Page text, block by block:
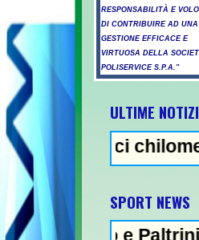
RESPONSABILITÀ E
DI CONTRIBUIRE AD UNA
GESTIONE EFFICACE E
VIRTUOSA DELLA
POLISERVICE S.P.A."
ULTIME
chilometri di coda
SPORT NEWS
Paltrinieri
NEWS